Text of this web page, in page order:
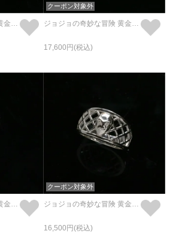
クーポン対象外
17,600
ジョジョの奇妙な冒険 黄金の風 Mt ピアス (片耳用)
クーポン対象外
ジョジョの奇妙な冒険 黄金の風 K・C リング/指輪
16,500